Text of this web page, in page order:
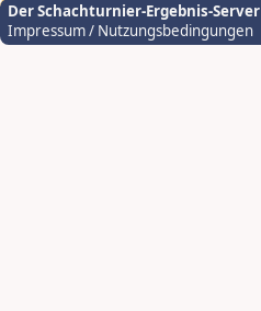
Der Schachturnier-Ergebnis-Server
Impressum / Nutzungsbedingungen